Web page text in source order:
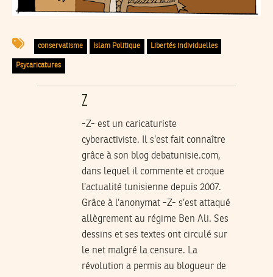
conservatisme Islam Politique Libertés individuelles
Psycaricatures
Z
-Z- est un caricaturiste
cyberactiviste. Il s’est fait connaître
grâce à son blog debatunisie.com,
dans lequel il commente et croque
l’actualité tunisienne depuis 2007.
Grâce à l’anonymat -Z- s’est attaqué
allègrement au régime Ben Ali. Ses
dessins et ses textes ont circulé sur
le net malgré la censure. La
révolution a permis au blogueur de